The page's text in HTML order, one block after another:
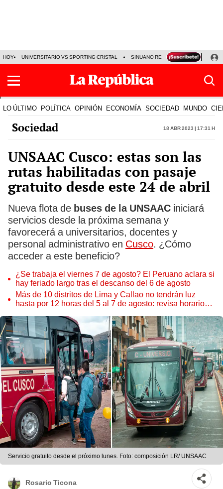
HOY UNIVERSITARIO VS SPORTING CRISTAL SINUANO RESULTADOS HOY
LO ÚLTIMO POLÍTICA OPINIÓN ECONOMÍA SOCIEDAD MUNDO
Sociedad 18 Abr 2023 | 17:31 h
UNSAAC Cusco: estas son las
rutas habilitadas con pasaje
gratuito desde este 24 de abril
Nueva flota de buses de la UNSAAC iniciará
servicios desde la próxima semana y
favorecerá a universitarios, docentes y
personal administrativo en Cusco. ¿Cómo
acceder a este beneficio?
¿Se trabaja el viernes 7 de agosto? El Peruano aclara si
hay feriado largo tras el descanso del 6 de agosto
Más de 10 distritos de Lima y Callao no tendrán luz
hasta por 12 horas del 5 al 7 de agosto: revisa horarios y
Servicio gratuito desde el próximo lunes. Foto: composición LR/ UNSAAC
Rosario Ticona